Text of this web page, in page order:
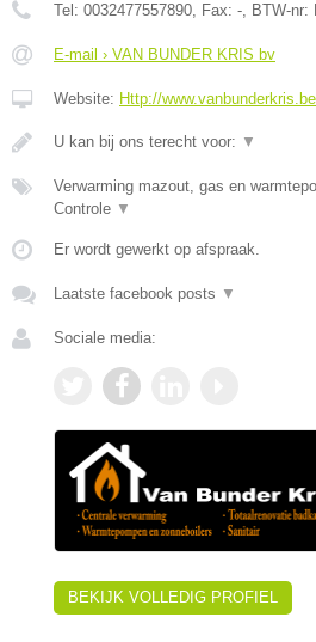
Tel: 0032477557890, Fax: -, BTW-nr:
E-mail › VAN BUNDER KRIS bv
Website: Http://www.vanbunderkris.be
U kan bij ons terecht voor: ▼
Verwarming mazout, gas en
Controle ▼
Er wordt gewerkt op afspraak.
Laatste facebook posts ▼
Sociale media:
BEKIJK VOLLEDIG PROFIEL